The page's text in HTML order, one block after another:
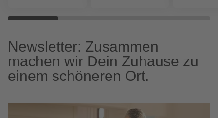
Newsletter: Zusammen
machen wir Dein Zuhause zu
einem schöneren Ort.